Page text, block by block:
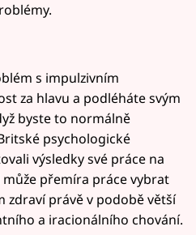
s impulzivním
za hlavu a podléháte svým
byste to normálně
psychologické
výsledky své práce na
přemíra práce vybrat
zdraví právě v podobě větší
a iracionálního chování.